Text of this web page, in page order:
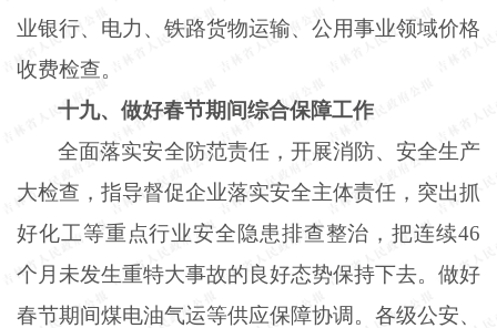
业银行、电力、铁路货物运输、公用事业领域价格
收费检查。
十九、做好春节期间综合保障工作
全面落实安全防范责任，开展消防、安全生产
大检查，指导督促企业落实安全主体责任，突出抓
好化工等重点行业安全隐患排查整治，把连续46
个月未发生重特大事故的良好态势保持下去。做好
春节期间煤电油气运等供应保障协调。各级公安、